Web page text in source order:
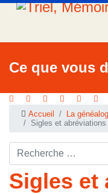
Ce que vous
Accueil La
Sigles et abréviations
Rechercher ...
Sigles et